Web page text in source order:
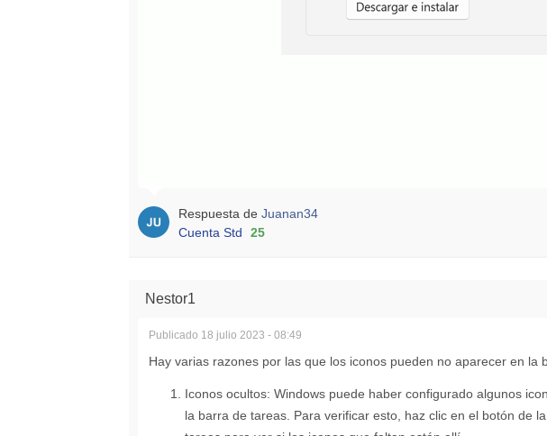
Respuesta de Juanan34
Cuenta Std
25
Nestor1
Publicado 18 julio 2023 - 08:49
Hay varias razones por las que los iconos pueden no aparecer en la
Iconos ocultos: Windows puede haber configurado algunos
la barra de tareas. Para verificar esto, haz clic en el botón de